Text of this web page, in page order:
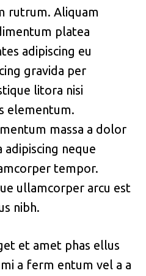
rutrum. Aliquam
platea
adipiscing eu
gravida per
litora nisi
elementum.
massa a dolor
neque
tempor.
ullamcorper arcu est
nibh.
et amet phas ellus
a ferm entum vel a a